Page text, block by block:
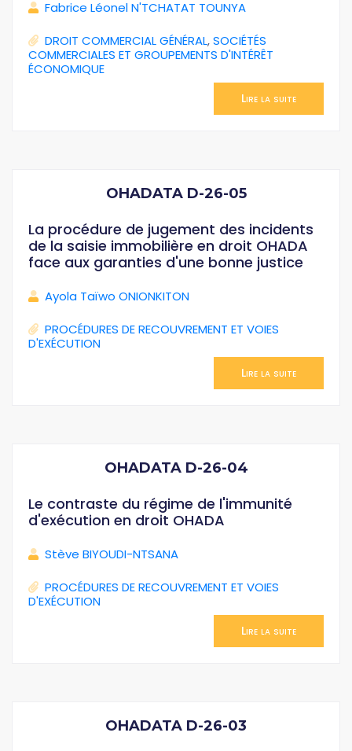
Fabrice Léonel N'TCHATAT TOUNYA
DROIT COMMERCIAL GÉNÉRAL,SOCIÉTÉS
COMMERCIALES ET GROUPEMENTS D'INTÉRÊT
ÉCONOMIQUE
Lire la suite
OHADATA D-26-05
La procédure de jugement des incidents
de la saisie immobilière en droit OHADA
face aux garanties d'une bonne justice
Ayola Taïwo ONIONKITON
PROCÉDURES DE RECOUVREMENT ET VOIES
D'EXÉCUTION
Lire la suite
OHADATA D-26-04
Le contraste du régime de l'immunité
d'exécution en droit OHADA
Stève BIYOUDI-NTSANA
PROCÉDURES DE RECOUVREMENT ET VOIES
D'EXÉCUTION
Lire la suite
OHADATA D-26-03